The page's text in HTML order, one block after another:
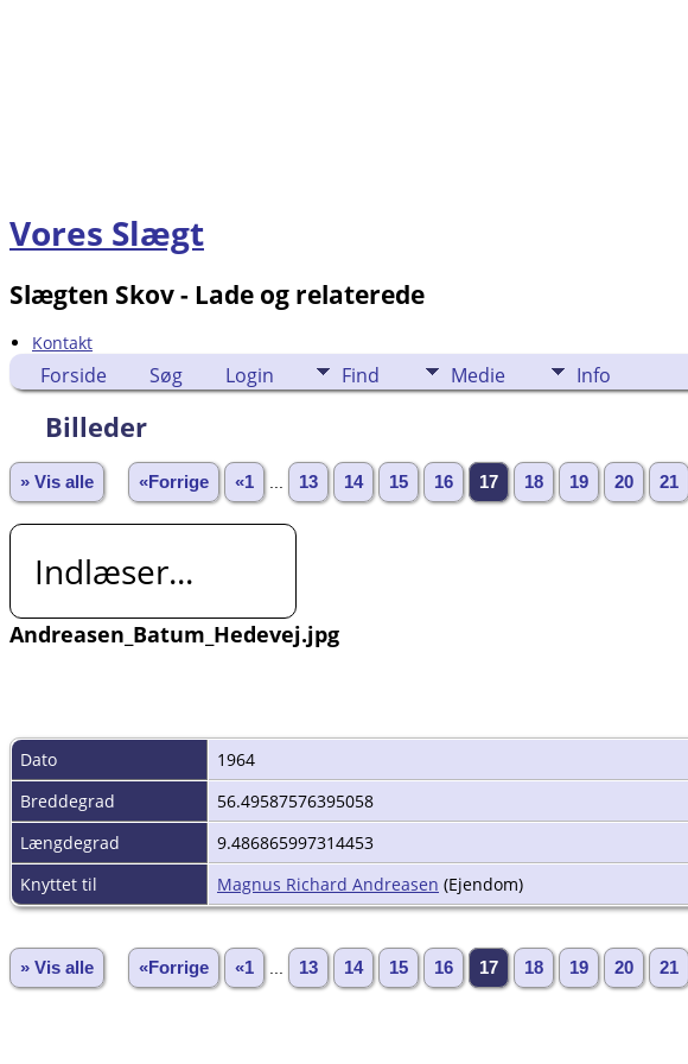
Vores Slægt
Slægten Skov - Lade og relaterede
Kontakt
Forside Søg Login Find Medie Info
Billeder
» Vis alle «Forrige «1 13 14 15 16 17 18 19 20 21
Indlæser...
Andreasen_Batum_Hedevej.jpg
Dato
1964
Breddegrad
56.49587576395058
Længdegrad
9.486865997314453
Knyttet til
Magnus Richard Andreasen (Ejendom)
» Vis alle «Forrige «1 13 14 15 16 17 18 19 20 21